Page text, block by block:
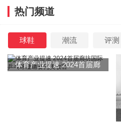
点，则是自己的感受。
对演员：“因为一部剧被人
演员最重要的就
力，演反派出彩的演员也很多
面的形象去做割裂的事情，再
热门频道
球鞋 潮流 评测
体育产业提速 2024首届廊